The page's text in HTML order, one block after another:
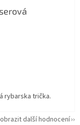
rybarska trička.
další hodnocení